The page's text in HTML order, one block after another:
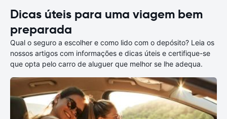
Dicas úteis para uma viagem bem
preparada
Qual o seguro a escolher e como lido com o depósito? Leia os
nossos artigos com informações e dicas úteis e certifique-se
que opta pelo carro de aluguer que melhor se lhe adequa.